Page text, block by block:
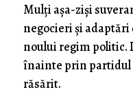
Mulți așa-ziși
negocieri și
noului regim politic.
înainte prin partidul
răsărit.